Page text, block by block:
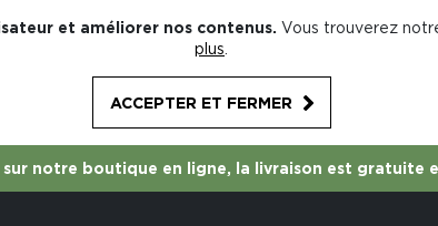
et améliorer nos contenus. Vous trouverez
plus
ACCEPTER ET FERMER
sur notre boutique en ligne, la livraison est gratuite